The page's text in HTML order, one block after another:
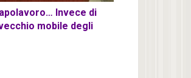
Invece di
mobile degli